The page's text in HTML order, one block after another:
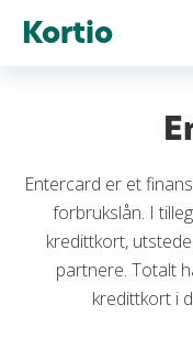
Kortio
Entercard er et
forbrukslån. I
kredittkort,
partnere. Totalt
kredittkort i